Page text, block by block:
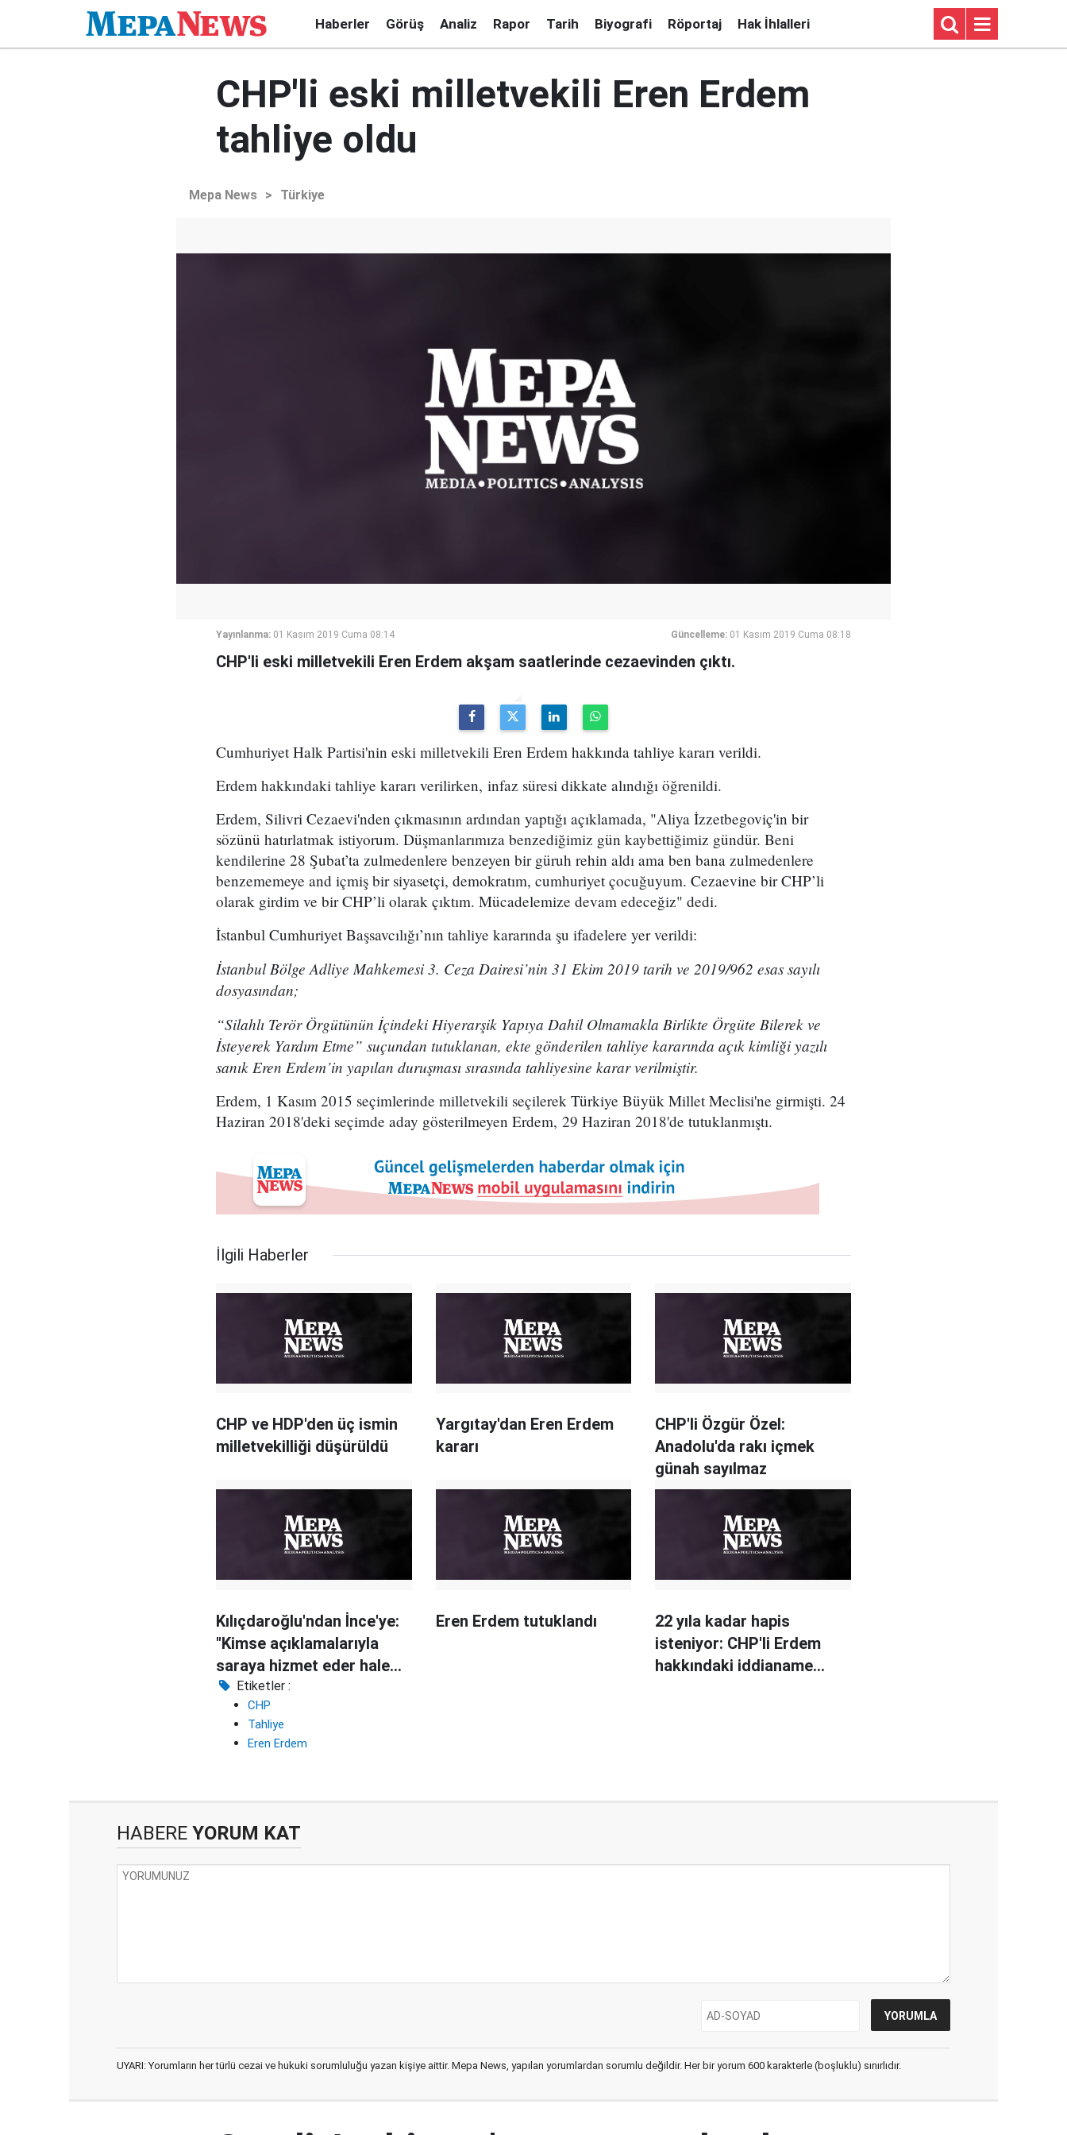
Haberler Görüş Analiz Rapor Tarih Biyografi Röportaj Hak İhlalleri
CHP'li eski milletvekili Eren Erdem
tahliye oldu
Mepa News > Türkiye
Yayınlanma: 01 Kasım 2019 Cuma 08:14 Güncelleme: 01 Kasım 2019 Cuma 08:18
CHP'li eski milletvekili Eren Erdem akşam saatlerinde cezaevinden çıktı.
Cumhuriyet Halk Partisi'nin eski milletvekili Eren Erdem hakkında tahliye kararı verildi.
Erdem hakkındaki tahliye kararı verilirken, infaz süresi dikkate alındığı öğrenildi.
Erdem, Silivri Cezaevi'nden çıkmasının ardından yaptığı açıklamada, "Aliya İzzetbegoviç'in bir
sözünü hatırlatmak istiyorum. Düşmanlarımıza benzediğimiz gün kaybettiğimiz gündür. Beni
kendilerine 28 Şubat’ta zulmedenlere benzeyen bir güruh rehin aldı ama ben bana zulmedenlere
benzememeye and içmiş bir siyasetçi, demokratım, cumhuriyet çocuğuyum. Cezaevine bir CHP’li
olarak girdim ve bir CHP’li olarak çıktım. Mücadelemize devam edeceğiz" dedi.
İstanbul Cumhuriyet Başsavcılığı’nın tahliye kararında şu ifadelere yer verildi:
İstanbul Bölge Adliye Mahkemesi 3. Ceza Dairesi’nin 31 Ekim 2019 tarih ve 2019/962 esas sayılı
dosyasından;
“Silahlı Terör Örgütünün İçindeki Hiyerarşik Yapıya Dahil Olmamakla Birlikte Örgüte Bilerek ve
İsteyerek Yardım Etme” suçundan tutuklanan, ekte gönderilen tahliye kararında açık kimliği yazılı
sanık Eren Erdem’in yapılan duruşması sırasında tahliyesine karar verilmiştir.
Erdem, 1 Kasım 2015 seçimlerinde milletvekili seçilerek Türkiye Büyük Millet Meclisi'ne girmişti. 24
Haziran 2018'deki seçimde aday gösterilmeyen Erdem, 29 Haziran 2018'de tutuklanmıştı.
İlgili Haberler
CHP ve HDP'den üç ismin
milletvekilliği düşürüldü
Yargıtay'dan Eren Erdem
kararı
CHP'li Özgür Özel:
Anadolu'da rakı içmek
günah sayılmaz
Kılıçdaroğlu'ndan İnce'ye:
"Kimse açıklamalarıyla
saraya hizmet eder hale
gelmemeli"
Eren Erdem tutuklandı
22 yıla kadar hapis
isteniyor: CHP'li Erdem
hakkındaki iddianame
Etiketler :
CHP
Tahliye
Eren Erdem
HABERE YORUM KAT
UYARI: Yorumların her türlü cezai ve hukuki sorumluluğu yazan kişiye aittir. Mepa News, yapılan yorumlardan sorumlu değildir. Her bir yorum 600 karakterle (boşluklu) sınırlıdır.